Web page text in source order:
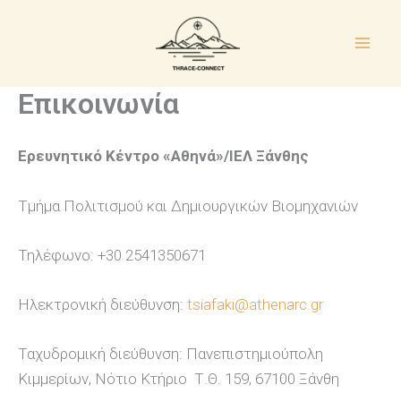
Επικοινωνία
Ερευνητικό Κέντρο «Αθηνά»/ΙΕΛ Ξάνθης
Τμήμα Πολιτισμού και Δημιουργικών Βιομηχανιών
Τηλέφωνο: +30 2541350671
Ηλεκτρονική διεύθυνση: tsiafaki@athenarc.gr
Ταχυδρομική διεύθυνση: Πανεπιστημιούπολη
Κιμμερίων, Νότιο Κτήριο Τ.Θ. 159, 67100 Ξάνθη